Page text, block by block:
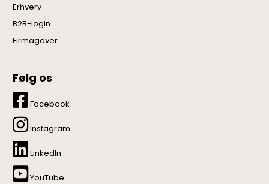
Erhverv
B2B-login
Firmagaver
Følg os
Facebook
Instagram
LinkedIn
YouTube